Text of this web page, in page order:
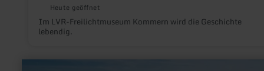
Heute geöffnet
Im LVR-Freilichtmuseum Kommern wird die Geschichte
lebendig.